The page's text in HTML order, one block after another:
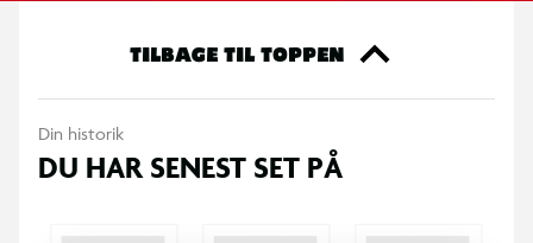
TILBAGE TIL TOPPEN
Din historik
DU HAR SENEST SET PÅ